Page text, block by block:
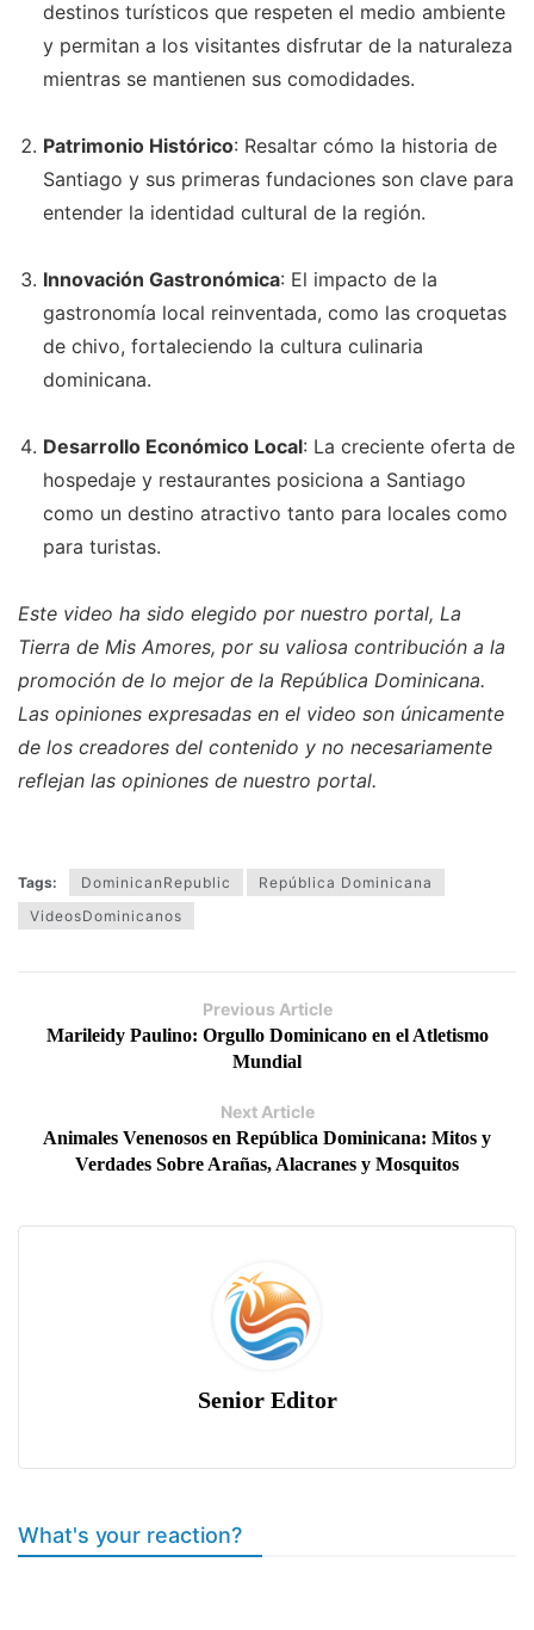
destinos turísticos que respeten el medio ambiente
y permitan a los visitantes disfrutar de la naturaleza
mientras se mantienen sus comodidades.
Patrimonio Histórico: Resaltar cómo la historia de
Santiago y sus primeras fundaciones son clave para
entender la identidad cultural de la región.
Innovación Gastronómica: El impacto de la
gastronomía local reinventada, como las croquetas
de chivo, fortaleciendo la cultura culinaria
dominicana.
Desarrollo Económico Local: La creciente oferta de
hospedaje y restaurantes posiciona a Santiago
como un destino atractivo tanto para locales como
para turistas.
Este video ha sido elegido por nuestro portal, La
Tierra de Mis Amores, por su valiosa contribución a la
promoción de lo mejor de la República Dominicana.
Las opiniones expresadas en el video son únicamente
de los creadores del contenido y no necesariamente
reflejan las opiniones de nuestro portal.
Tags: DominicanRepublic
República Dominicana
VideosDominicanos
Previous Article
Marileidy Paulino: Orgullo Dominicano en el Atletismo
Mundial
Next Article
Animales Venenosos en República Dominicana: Mitos y
Verdades Sobre Arañas, Alacranes y Mosquitos
Senior Editor
What's your reaction?